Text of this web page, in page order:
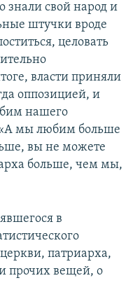
знали свой народ и
штучки вроде
целовать
власти приняли
оппозицией, и
нашего
мы любим больше
вы не можете
больше, чем мы,
в
патриарха,
прочих вещей, о